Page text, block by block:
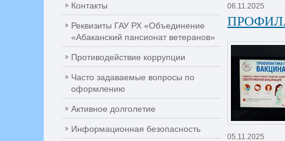
Контакты
Реквизиты ГАУ РХ «Объединение
«Абаканский пансионат ветеранов»
Противодействие коррупции
Часто задаваемые вопросы по
оформлению
Активное долголетие
Информационная безопасность
06.11.2025
05.11.2025